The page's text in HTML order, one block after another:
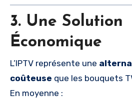
3. Une Solution
Économique
L’IPTV représente une
coûteuse que les bouquets
En moyenne :